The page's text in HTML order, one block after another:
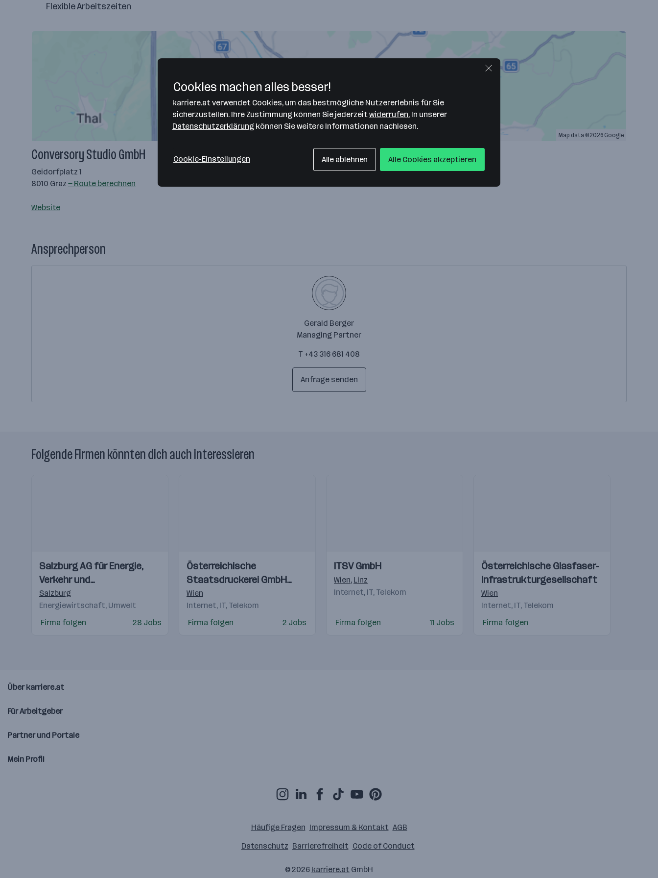
Flexible Arbeitszeiten
Map data ©2026 Google
Conversory Studio GmbH
Geidorfplatz 1
8010 Graz — Route berechnen
Website
Ansprechperson
Gerald Berger
Managing Partner
T +43 316 681 408
Anfrage senden
Folgende Firmen könnten dich auch interessieren
Videos
Einblicke
Einblicke
Salzburg AG für Energie,
Verkehr und
Telekommunikation
Salzburg
Energiewirtschaft, Umwelt
Firma folgen
28 Jobs
Videos
Einblicke
Einblicke
Österreichische
Staatsdruckerei GmbH
(OeSD)
Wien
Internet, IT, Telekom
Firma folgen
2 Jobs
Videos
Einblicke
Einblicke
ITSV GmbH
Wien, Linz
Internet, IT, Telekom
Firma folgen 11 Jobs
Videos
Einblicke
Einblicke
Österreichische Glasfaser-
Infrastrukturgesellschaft
Wien
Internet, IT, Telekom
Firma folgen
Über karriere.at
Für Arbeitgeber
Partner und Portale
Mein Profil
Häufige Fragen Impressum & Kontakt AGB
Datenschutz Barrierefreiheit Code of Conduct
© 2026 karriere.at GmbH
Cookies machen alles besser!
karriere.at verwendet Cookies, um das bestmögliche Nutzererlebnis für Sie
sicherzustellen. Ihre Zustimmung können Sie jederzeitwiderrufen. In unserer
Datenschutzerklärung können Sie weitere Informationen nachlesen.
Cookie-Einstellungen Alle ablehnen Alle Cookies akzeptieren